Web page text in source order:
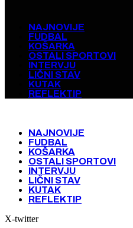
NAJNOVIJE
FUDBAL
KOŠARKA
OSTALI SPORTOVI
INTERVJU
LIČNI STAV
KUTAK
REFLEKTIP
NAJNOVIJE
FUDBAL
KOŠARKA
OSTALI SPORTOVI
INTERVJU
LIČNI STAV
KUTAK
REFLEKTIP
X-twitter